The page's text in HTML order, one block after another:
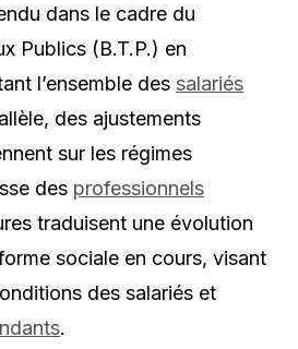
dans le cadre du
Publics (B.T.P.) en
l’ensemble des salariés
des ajustements
sur les régimes
des professionnels
traduisent une évolution
sociale en cours, visant
des salariés et
.